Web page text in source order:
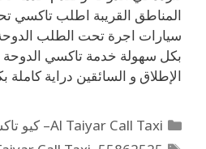
المناطق القريبة اطلب تاكسي
سيارات اجرة تحت الطلب
بكل سهولة خدمة تاكسي
الإطلاق و السائقين دراية كاملة
Al Taiyar Call Taxi– كيو تاكسي